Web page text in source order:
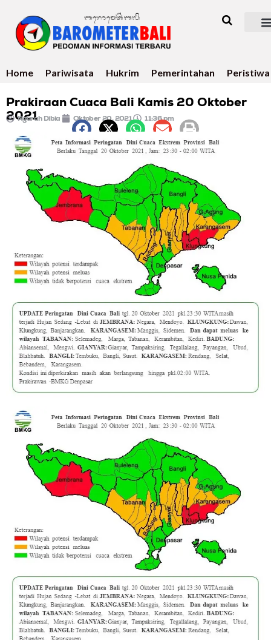
Home Pariwisata Hukrim Pemerintahan Peristiwa
Prakiraan Cuaca Bali Kamis 20 Oktober
2021
Ngurah Dibia Oktober 20, 2021 11:36 pm